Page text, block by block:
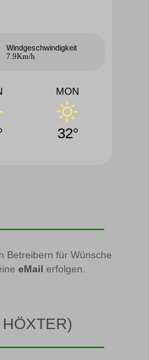
Windgeschwindigkeit
7.9Km/h
MON
32°
Betreibern für Wünsche
eMail erfolgen.